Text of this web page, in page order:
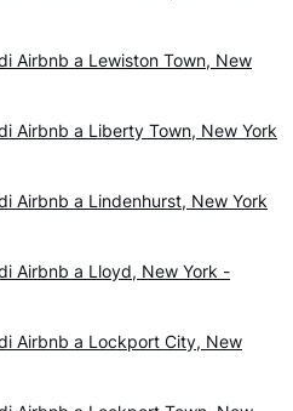
Airbnb a Lewiston Town, New
Airbnb a Liberty Town, New York
Airbnb a Lindenhurst, New York
Airbnb a Lloyd, New York -
Airbnb a Lockport City, New